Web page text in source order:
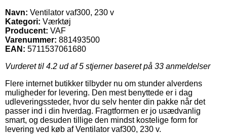
Navn: Ventilator vaf300, 230 v
Kategori: Værktøj
Producent: VAF
Varenummer: 881493500
EAN: 5711537061680
Vurderet til 4.2 ud af 5 stjerner baseret på 33 anmeldelser
Flere internet butikker tilbyder nu om stunder alverdens
muligheder for levering. Den mest benyttede er i dag
udleveringssteder, hvor du selv henter din pakke når det
passer ind i din hverdag. Fragtformen er jo usædvanlig
smart, og desuden tillige den mindst kostelige form for
levering ved køb af Ventilator vaf300, 230 v.